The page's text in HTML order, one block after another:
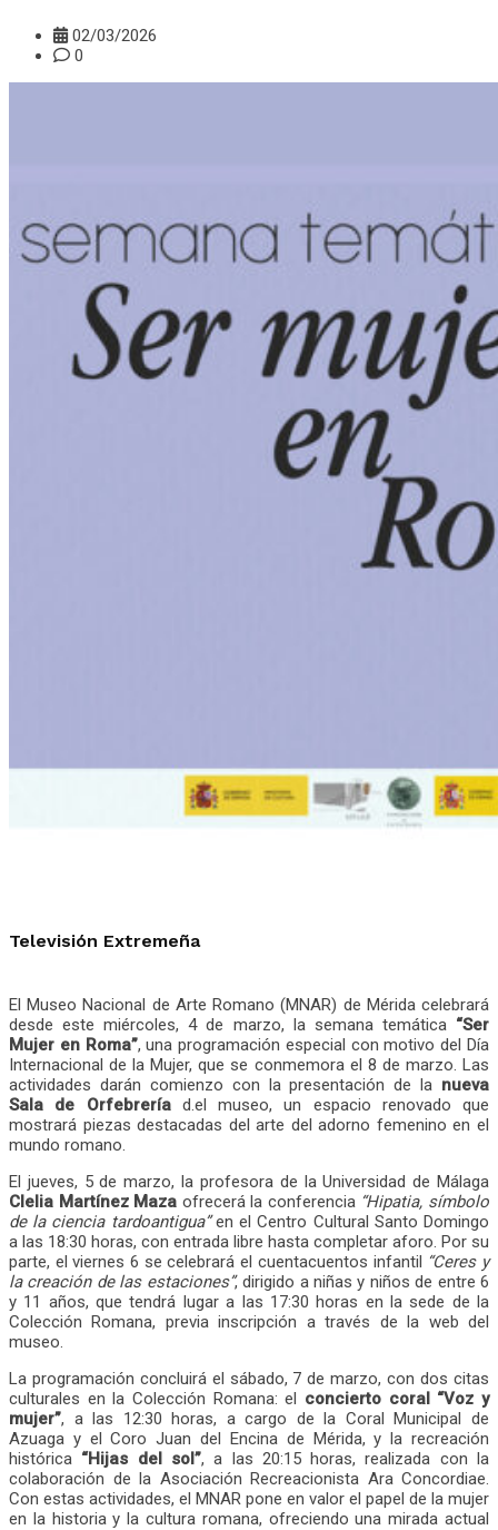
02/03/2026
0
Televisión Extremeña
El Museo Nacional de Arte Romano (MNAR) de Mérida celebrará
desde este miércoles, 4 de marzo, la semana temática “Ser
Mujer en Roma”, una programación especial con motivo del Día
Internacional de la Mujer, que se conmemora el 8 de marzo. Las
actividades darán comienzo con la presentación de la nueva
Sala de Orfebreríad.el museo, un espacio renovado que
mostrará piezas destacadas del arte del adorno femenino en el
mundo romano.
El jueves, 5 de marzo, la profesora de la Universidad de Málaga
Clelia Martínez Maza ofrecerá la conferencia “Hipatia, símbolo
de la ciencia tardoantigua”en el Centro Cultural Santo Domingo
a las 18:30 horas, con entrada libre hasta completar aforo. Por su
parte, el viernes 6 se celebrará el cuentacuentos infantil “Ceres y
la creación de las estaciones”, dirigido a niñas y niños de entre 6
y 11 años, que tendrá lugar a las 17:30 horas en la sede de la
Colección Romana, previa inscripción a través de la web del
museo.
La programación concluirá el sábado, 7 de marzo, con dos citas
culturales en la Colección Romana: el concierto coral “Voz y
mujer”, a las 12:30 horas, a cargo de la Coral Municipal de
Azuaga y el Coro Juan del Encina de Mérida, y la recreación
histórica “Hijas del sol”, a las 20:15 horas, realizada con la
colaboración de la Asociación Recreacionista Ara Concordiae.
Con estas actividades, el MNAR pone en valor el papel de la mujer
en la historia y la cultura romana, ofreciendo una mirada actual